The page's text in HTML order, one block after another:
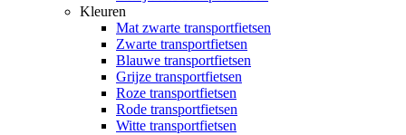
Kleuren
Mat zwarte transportfietsen
Zwarte transportfietsen
Blauwe transportfietsen
Grijze transportfietsen
Roze transportfietsen
Rode transportfietsen
Witte transportfietsen